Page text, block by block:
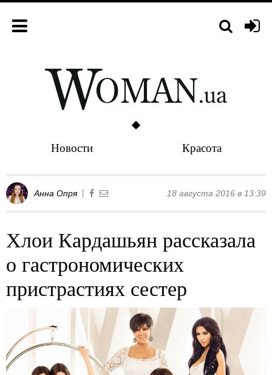
Новости Красота
Анна Опря 18 августа 2016 в 13:39
Хлои Кардашьян рассказала
о гастрономических
пристрастиях сестер